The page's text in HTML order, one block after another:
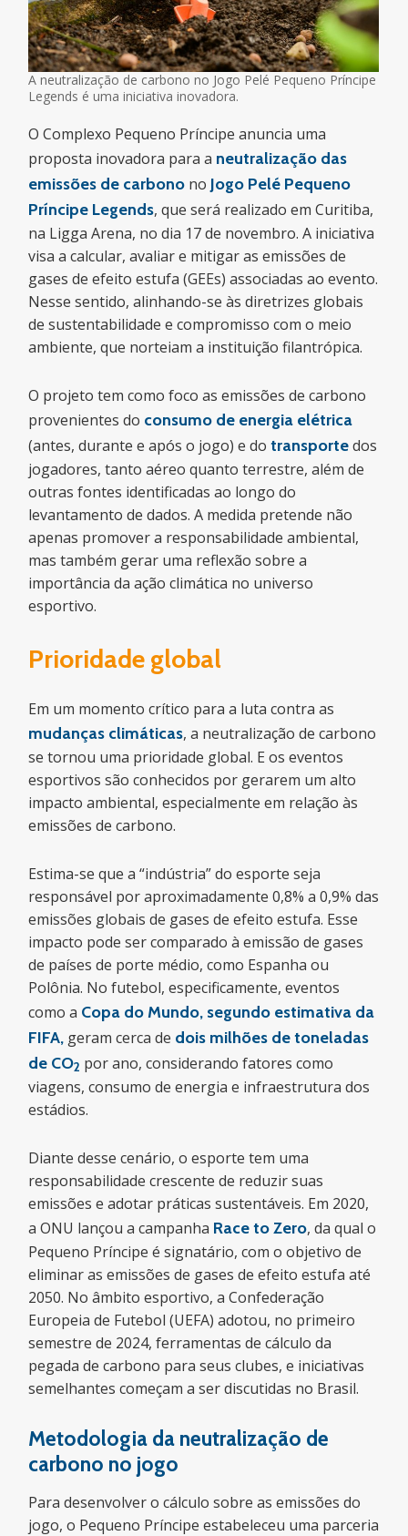
A neutralização de carbono no Jogo Pelé Pequeno Príncipe
Legends é uma iniciativa inovadora.
O Complexo Pequeno Príncipe anuncia uma
proposta inovadora para a neutralização das
emissões de carbono no Jogo Pelé Pequeno
Príncipe Legends, que será realizado em Curitiba,
na Ligga Arena, no dia 17 de novembro. A iniciativa
visa a calcular, avaliar e mitigar as emissões de
gases de efeito estufa (GEEs) associadas ao evento.
Nesse sentido, alinhando-se às diretrizes globais
de sustentabilidade e compromisso com o meio
ambiente, que norteiam a instituição filantrópica.
O projeto tem como foco as emissões de carbono
provenientes do consumo de energia elétrica
(antes, durante e após o jogo) e do transportedos
jogadores, tanto aéreo quanto terrestre, além de
outras fontes identificadas ao longo do
levantamento de dados. A medida pretende não
apenas promover a responsabilidade ambiental,
mas também gerar uma reflexão sobre a
importância da ação climática no universo
esportivo.
Prioridade global
Em um momento crítico para a luta contra as
mudanças climáticas, a neutralização de carbono
se tornou uma prioridade global. E os eventos
esportivos são conhecidos por gerarem um alto
impacto ambiental, especialmente em relação às
emissões de carbono.
Estima-se que a “indústria” do esporte seja
responsável por aproximadamente 0,8% a 0,9% das
emissões globais de gases de efeito estufa. Esse
impacto pode ser comparado à emissão de gases
de países de porte médio, como Espanha ou
Polônia. No futebol, especificamente, eventos
como a Copa do Mundo, segundo estimativa da
FIFA, geram cerca de dois milhões de toneladas
de CO2 por ano, considerando fatores como
viagens, consumo de energia e infraestrutura dos
estádios.
Diante desse cenário, o esporte tem uma
responsabilidade crescente de reduzir suas
emissões e adotar práticas sustentáveis. Em 2020,
a ONU lançou a campanha Race to Zero, da qual o
Pequeno Príncipe é signatário, com o objetivo de
eliminar as emissões de gases de efeito estufa até
2050. No âmbito esportivo, a Confederação
Europeia de Futebol (UEFA) adotou, no primeiro
semestre de 2024, ferramentas de cálculo da
pegada de carbono para seus clubes, e iniciativas
semelhantes começam a ser discutidas no Brasil.
Metodologia da neutralização de
carbono no jogo
Para desenvolver o cálculo sobre as emissões do
jogo, o Pequeno Príncipe estabeleceu uma parceria